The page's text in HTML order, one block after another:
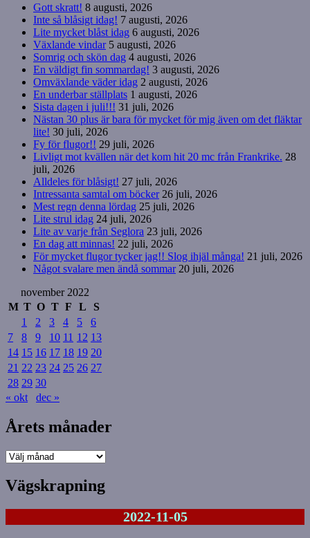
Gott skratt! 8 augusti, 2026
Inte så blåsigt idag! 7 augusti, 2026
Lite mycket blåst idag 6 augusti, 2026
Växlande vindar 5 augusti, 2026
Somrig och skön dag 4 augusti, 2026
En väldigt fin sommardag! 3 augusti, 2026
Omväxlande väder idag 2 augusti, 2026
En underbar ställplats 1 augusti, 2026
Sista dagen i juli!!! 31 juli, 2026
Nästan 30 plus är bara för mycket för mig även om det fläktar
lite! 30 juli, 2026
Fy för flugor!! 29 juli, 2026
Livligt mot kvällen när det kom hit 20 mc från Frankrike. 28
juli, 2026
Alldeles för blåsigt! 27 juli, 2026
Intressanta samtal om böcker 26 juli, 2026
Mest regn denna lördag 25 juli, 2026
Lite strul idag 24 juli, 2026
Lite av varje från Seglora 23 juli, 2026
En dag att minnas! 22 juli, 2026
För mycket flugor tycker jag!! Slog ihjäl många! 21 juli, 2026
Något svalare men ändå sommar 20 juli, 2026
november 2022
M T O T F L
S
1
2 3 4 5
6
7
8 9 10 11 12 13
14 15 16 17 18 19 20
21 22 23 24 25 26 27
28 29 30
« okt
dec »
Årets månader
Årets
Vägskrapning
2022-11-05